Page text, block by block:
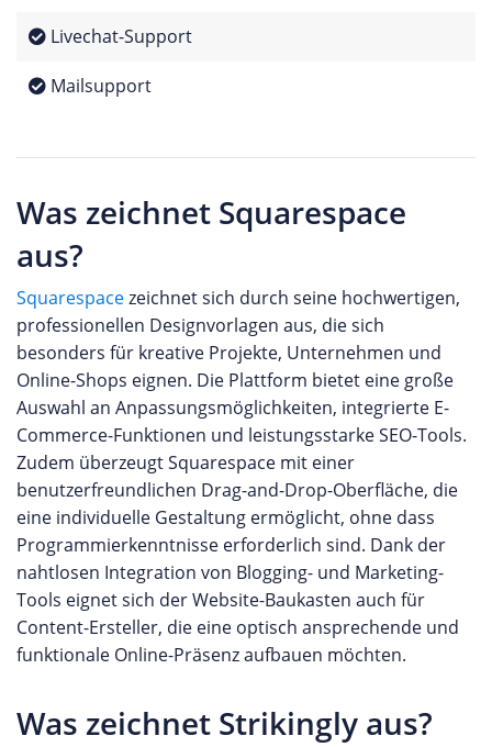
Livechat-Support
Mailsupport
Was zeichnet Squarespace
aus?
Squarespacezeichnet sich durch seine hochwertigen,
professionellen Designvorlagen aus, die sich
besonders für kreative Projekte, Unternehmen und
Online-Shops eignen. Die Plattform bietet eine große
Auswahl an Anpassungsmöglichkeiten, integrierte E-
Commerce-Funktionen und leistungsstarke SEO-Tools.
Zudem überzeugt Squarespace mit einer
benutzerfreundlichen Drag-and-Drop-Oberfläche, die
eine individuelle Gestaltung ermöglicht, ohne dass
Programmierkenntnisse erforderlich sind. Dank der
nahtlosen Integration von Blogging- und Marketing-
Tools eignet sich der Website-Baukasten auch für
Content-Ersteller, die eine optisch ansprechende und
funktionale Online-Präsenz aufbauen möchten.
Was zeichnet Strikingly aus?